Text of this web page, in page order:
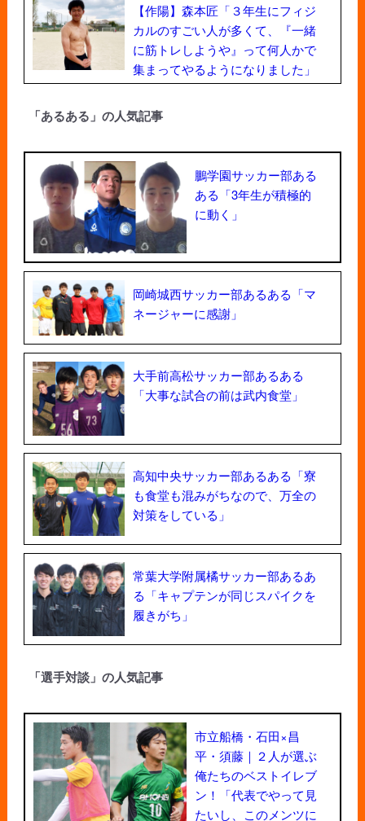
【作陽】森本匠「３年生にフィジ
カルのすごい人が多くて、『一緒
に筋トレしようや』って何人かで
集まってやるようになりました」
「あるある」の人気記事
鵬学園サッカー部ある
ある「3年生が積極的
に動く」
岡崎城西サッカー部あるある「マ
ネージャーに感謝」
大手前高松サッカー部あるある
「大事な試合の前は武内食堂」
高知中央サッカー部あるある「寮
も食堂も混みがちなので、万全の
対策をしている」
常葉大学附属橘サッカー部あるあ
る「キャプテンが同じスパイクを
履きがち」
「選手対談」の人気記事
市立船橋・石田×昌
平・須藤｜２人が選ぶ
俺たちのベストイレブ
ン！「代表でやって見
たいし、このメンツに